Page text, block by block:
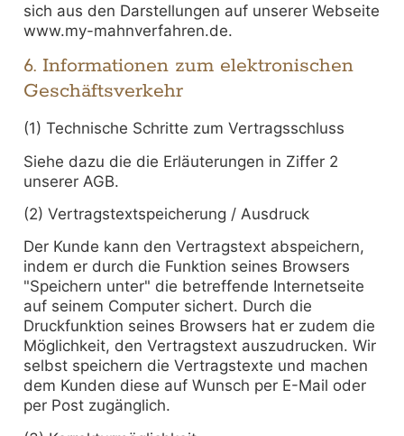
sich aus den Darstellungen auf unserer Webseite
www.my-mahnverfahren.de.
6. Informationen zum elektronischen
Geschäftsverkehr
(1) Technische Schritte zum Vertragsschluss
Siehe dazu die die Erläuterungen in Ziffer 2
unserer AGB.
(2) Vertragstextspeicherung / Ausdruck
Der Kunde kann den Vertragstext abspeichern,
indem er durch die Funktion seines Browsers
"Speichern unter" die betreffende Internetseite
auf seinem Computer sichert. Durch die
Druckfunktion seines Browsers hat er zudem die
Möglichkeit, den Vertragstext auszudrucken. Wir
selbst speichern die Vertragstexte und machen
dem Kunden diese auf Wunsch per E-Mail oder
per Post zugänglich.